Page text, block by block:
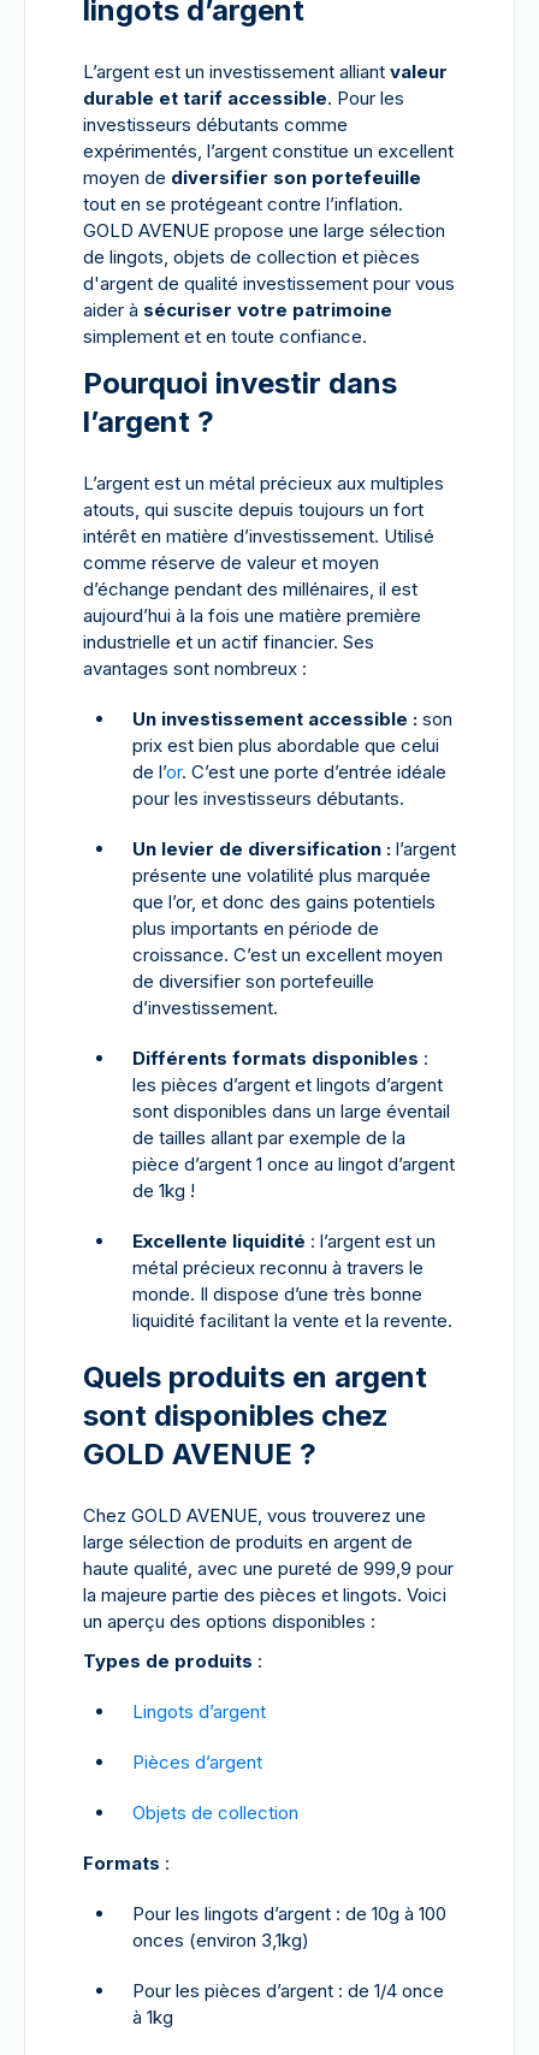
lingots d’argent
L’argent est un investissement alliant valeur
durable et tarif accessible. Pour les
investisseurs débutants comme
expérimentés, l’argent constitue un excellent
moyen de diversifier son portefeuille
tout en se protégeant contre l’inflation.
GOLD AVENUE propose une large sélection
de lingots, objets de collection et pièces
d'argent de qualité investissement pour vous
aider à sécuriser votre patrimoine
simplement et en toute confiance.
Pourquoi investir dans
l’argent ?
L’argent est un métal précieux aux multiples
atouts, qui suscite depuis toujours un fort
intérêt en matière d’investissement. Utilisé
comme réserve de valeur et moyen
d’échange pendant des millénaires, il est
aujourd’hui à la fois une matière première
industrielle et un actif financier. Ses
avantages sont nombreux :
Un investissement accessible : son
prix est bien plus abordable que celui
de l’or. C’est une porte d’entrée idéale
pour les investisseurs débutants.
Un levier de diversification : l’argent
présente une volatilité plus marquée
que l’or, et donc des gains potentiels
plus importants en période de
croissance. C’est un excellent moyen
de diversifier son portefeuille
d’investissement.
Différents formats disponibles :
les pièces d’argent et lingots d’argent
sont disponibles dans un large éventail
de tailles allant par exemple de la
pièce d’argent 1 once au lingot d’argent
de 1kg !
Excellente liquidité : l’argent est un
métal précieux reconnu à travers le
monde. Il dispose d’une très bonne
liquidité facilitant la vente et la revente.
Quels produits en argent
sont disponibles chez
GOLD AVENUE ?
Chez GOLD AVENUE, vous trouverez une
large sélection de produits en argent de
haute qualité, avec une pureté de 999,9 pour
la majeure partie des pièces et lingots. Voici
un aperçu des options disponibles :
Types de produits :
Lingots d’argent
Pièces d’argent
Objets de collection
Formats :
Pour les lingots d’argent : de 10g à 100
onces (environ 3,1kg)
Pour les pièces d’argent : de 1/4 once
à 1kg